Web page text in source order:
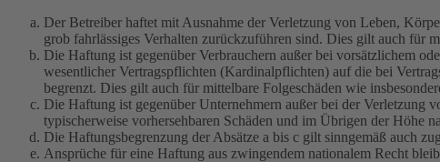
Der Betreiber haftet mit Ausnahme der Verletzung von Leben,
grob fahrlässiges Verhalten zurückzuführen sind. Dies gilt auch für
Die Haftung ist gegenüber Verbrauchern außer bei vorsätzlichem
wesentlicher Vertragspflichten (Kardinalpflichten) auf die bei
begrenzt. Dies gilt auch für mittelbare Folgeschäden wie
Die Haftung ist gegenüber Unternehmern außer bei der Verletzung
typischerweise vorhersehbaren Schäden und im Übrigen der Höhe
Die Haftungsbegrenzung der Absätze a bis c gilt sinngemäß auch
Ansprüche für eine Haftung aus zwingendem nationalem Recht